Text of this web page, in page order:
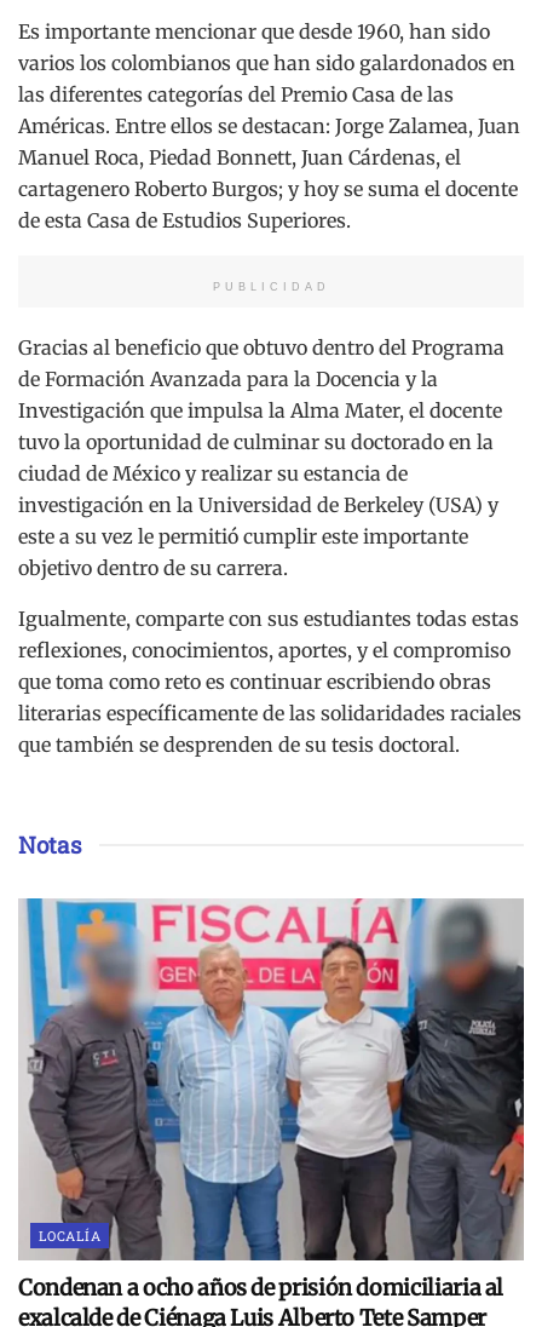
Es importante mencionar que desde 1960, han sido
varios los colombianos que han sido galardonados en
las diferentes categorías del Premio Casa de las
Américas. Entre ellos se destacan: Jorge Zalamea, Juan
Manuel Roca, Piedad Bonnett, Juan Cárdenas, el
cartagenero Roberto Burgos; y hoy se suma el docente
de esta Casa de Estudios Superiores.
PUBLICIDAD
Gracias al beneficio que obtuvo dentro del Programa
de Formación Avanzada para la Docencia y la
Investigación que impulsa la Alma Mater, el docente
tuvo la oportunidad de culminar su doctorado en la
ciudad de México y realizar su estancia de
investigación en la Universidad de Berkeley (USA) y
este a su vez le permitió cumplir este importante
objetivo dentro de su carrera.
Igualmente, comparte con sus estudiantes todas estas
reflexiones, conocimientos, aportes, y el compromiso
que toma como reto es continuar escribiendo obras
literarias específicamente de las solidaridades raciales
que también se desprenden de su tesis doctoral.
Notas
LOCALÍA
Condenan a ocho años de prisión domiciliaria al
exalcalde de Ciénaga Luis Alberto Tete Samper